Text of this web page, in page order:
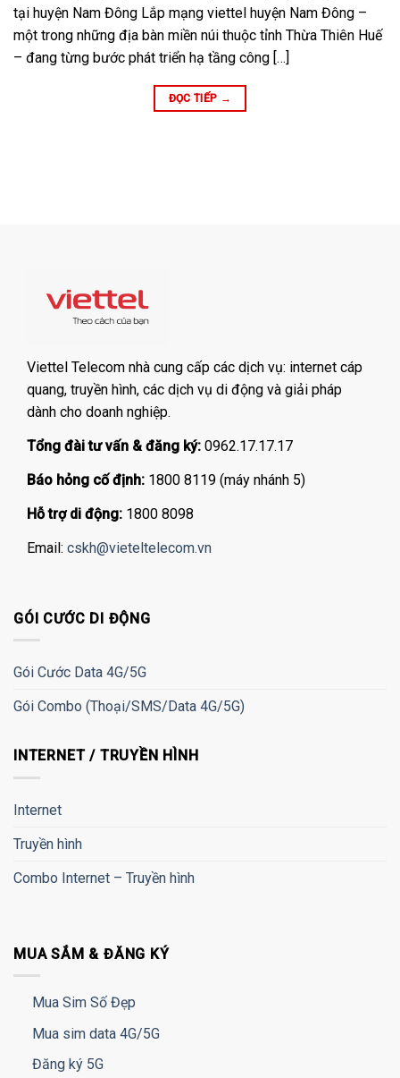
tại huyện Nam Đông Lắp mạng viettel huyện Nam Đông –
một trong những địa bàn miền núi thuộc tỉnh Thừa Thiên Huế
– đang từng bước phát triển hạ tầng công […]
ĐỌC TIẾP →
Viettel Telecom nhà cung cấp các dịch vụ: internet cáp
quang, truyền hình, các dịch vụ di động và giải pháp
dành cho doanh nghiệp.
Tổng đài tư vấn & đăng ký: 0962.17.17.17
Báo hỏng cố định: 1800 8119 (máy nhánh 5)
Hỗ trợ di động: 1800 8098
Email: cskh@vieteltelecom.vn
GÓI CƯỚC DI ĐỘNG
Gói Cước Data 4G/5G
Gói Combo (Thoại/SMS/Data 4G/5G)
INTERNET / TRUYỀN HÌNH
Internet
Truyền hình
Combo Internet – Truyền hình
MUA SẮM & ĐĂNG KÝ
Mua Sim Số Đẹp
Mua sim data 4G/5G
Đăng ký 5G